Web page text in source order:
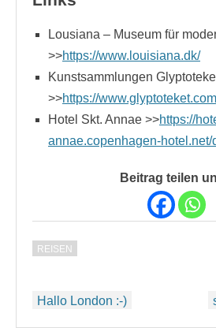
Lousiana – Museum für
>>https://www.louisiana.dk/
Kunstsammlungen
>>https://
Hotel Skt. Annae >>https://
annae.copenhagen-hotel.net/
Beitrag teilen
REISEN
Beitragsnavigation
Hallo London :-)